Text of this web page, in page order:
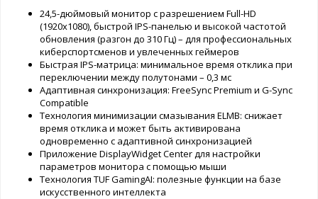
24,5-дюймовый монитор с разрешением Full-HD
(1920х1080), быстрой IPS-панелью и высокой частотой
обновления (разгон до 310 Гц) – для профессиональных
киберспортсменов и увлеченных геймеров
Быстрая IPS-матрица: минимальное время отклика при
переключении между полутонами – 0,3 мс
Адаптивная синхронизация: FreeSync Premium и G-Sync
Compatible
Технология минимизации смазывания ELMB: снижает
время отклика и может быть активирована
одновременно с адаптивной синхронизацией
Приложение DisplayWidget Center для настройки
параметров монитора с помощью мыши
Технология TUF GamingAI: полезные функции на базе
искусственного интеллекта